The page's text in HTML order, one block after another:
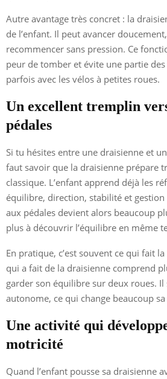
Autre avantage très concret : la
de l’enfant. Il peut avancer
recommencer sans pression. Ce
peur de tomber et évite une partie des
parfois avec les vélos à petites roues.
Un excellent tremplin
pédales
Si tu hésites entre une draisienne et
faut savoir que la draisienne prépare
classique. L’enfant apprend déjà les
équilibre, direction, stabilité et gestion
aux pédales devient alors beaucoup
plus à découvrir l’équilibre en même
En pratique, c’est souvent ce qui fait
qui a fait de la draisienne comprend
garder son équilibre sur deux roues. Il
autonome, ce qui change beaucoup
Une activité qui
motricité
Quand l’enfant pousse sa draisienne